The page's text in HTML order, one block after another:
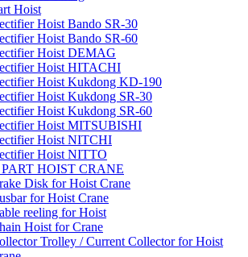
Hoist
Hoist Bando SR-30
Hoist Bando SR-60
Hoist DEMAG
Hoist HITACHI
Hoist Kukdong KD-190
Hoist Kukdong SR-30
Hoist Kukdong SR-60
Hoist MITSUBISHI
Hoist NITCHI
Hoist NITTO
PART HOIST CRANE
Disk for Hoist Crane
for Hoist Crane
reeling for Hoist
Hoist for Crane
Trolley / Current Collector for Hoist